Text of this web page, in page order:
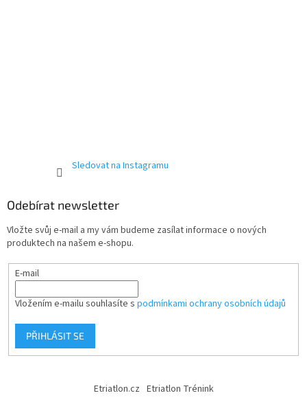
Sledovat na Instagramu
Odebírat newsletter
Vložte svůj e-mail a my vám budeme zasílat informace o nových
produktech na našem e-shopu.
E-mail
Vložením e-mailu souhlasíte s podmínkami ochrany osobních údajů
PŘIHLÁSIT SE
Etriatlon.cz Etriatlon Trénink